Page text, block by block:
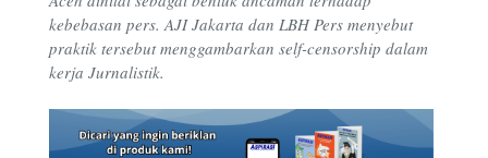
kebebasan pers. AJI Jakarta dan LBH Pers menyebut
praktik tersebut menggambarkan self-censorship dalam
kerja Jurnalistik.